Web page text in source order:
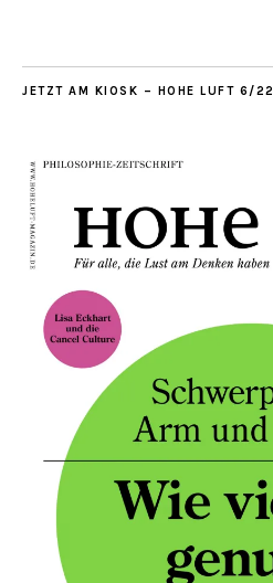
JETZT AM KIOSK – HOHE LUFT 6/22